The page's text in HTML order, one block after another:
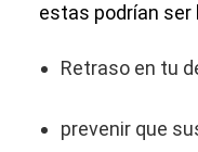
estas podrían
Retraso en tu
prevenir que